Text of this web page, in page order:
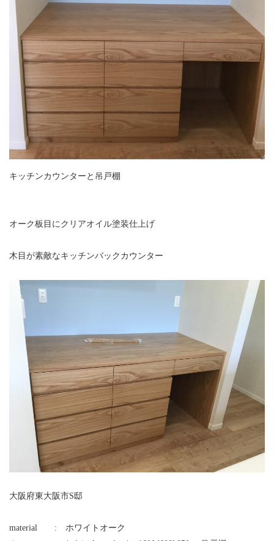
キッチンカウンターと吊戸棚
オーク板目にクリアオイル塗装仕上げ
木目が素敵なキッチンバックカウンター
大阪府東大阪市S邸
material : ホワイトオーク